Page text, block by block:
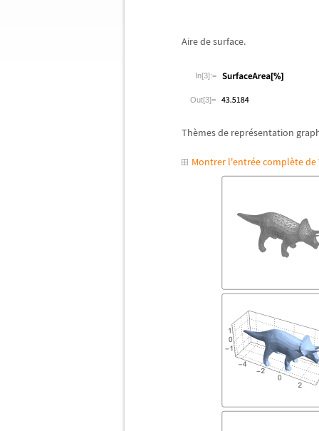
Aire de surface.
In[3]:=
Out[3]=
Thèmes de représentation
Montrer l'entrée complète de